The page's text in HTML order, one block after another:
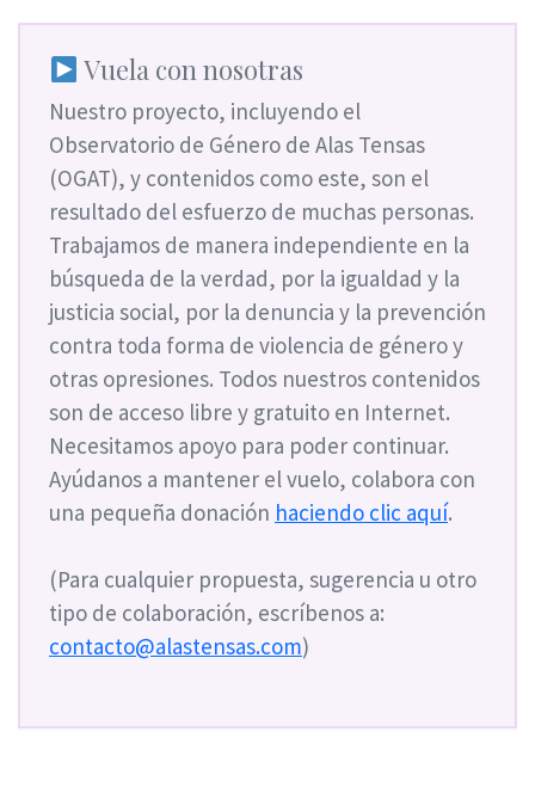
Vuela con nosotras
Nuestro proyecto, incluyendo el
Observatorio de Género de Alas Tensas
(OGAT), y contenidos como este, son el
resultado del esfuerzo de muchas personas.
Trabajamos de manera independiente en la
búsqueda de la verdad, por la igualdad y la
justicia social, por la denuncia y la prevención
contra toda forma de violencia de género y
otras opresiones. Todos nuestros contenidos
son de acceso libre y gratuito en Internet.
Necesitamos apoyo para poder continuar.
Ayúdanos a mantener el vuelo, colabora con
una pequeña donación haciendo clic aquí.
(Para cualquier propuesta, sugerencia u otro
tipo de colaboración, escríbenos a:
contacto@alastensas.com)